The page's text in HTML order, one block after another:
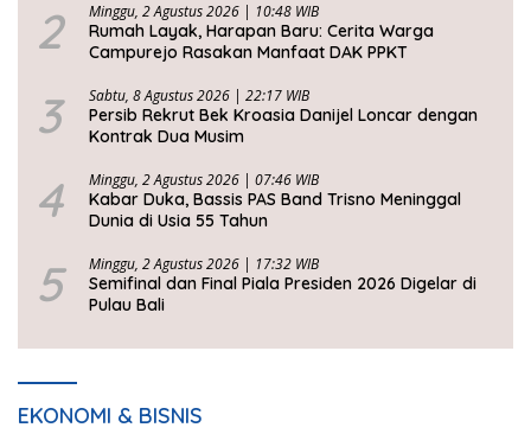
2 Minggu, 2 Agustus 2026 | 10:48 WIB
Rumah Layak, Harapan Baru: Cerita Warga
Campurejo Rasakan Manfaat DAK PPKT
3 Sabtu, 8 Agustus 2026 | 22:17 WIB
Persib Rekrut Bek Kroasia Danijel Loncar dengan
Kontrak Dua Musim
4 Minggu, 2 Agustus 2026 | 07:46 WIB
Kabar Duka, Bassis PAS Band Trisno Meninggal
Dunia di Usia 55 Tahun
5 Minggu, 2 Agustus 2026 | 17:32 WIB
Semifinal dan Final Piala Presiden 2026 Digelar di
Pulau Bali
EKONOMI & BISNIS